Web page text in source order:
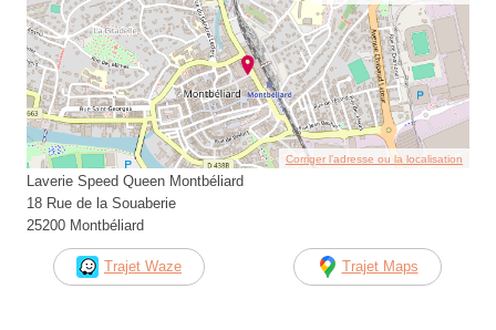
Corriger l’adresse ou la localisation
Laverie Speed Queen Montbéliard
18 Rue de la Souaberie
25200 Montbéliard
Trajet Waze Trajet Maps